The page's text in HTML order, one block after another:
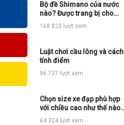
Bộ đề Shimano của nước
nào? Được trang bị cho
những loại xe đạp thể thao
168.820 lượt xem
Luật chơi cầu lông và cách
tính điểm
96.737 lượt xem
Chọn size xe đạp phù hợp
với chiều cao như thế nào
cho đúng?
64.324 lượt xem